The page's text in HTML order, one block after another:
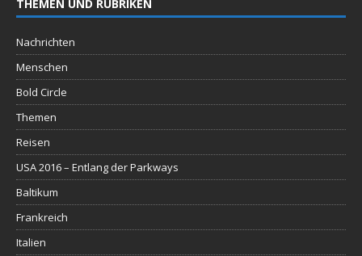
THEMEN UND RUBRIKEN
Nachrichten
Menschen
Bold Circle
Themen
Reisen
USA 2016 – Entlang der Parkways
Baltikum
Frankreich
Italien